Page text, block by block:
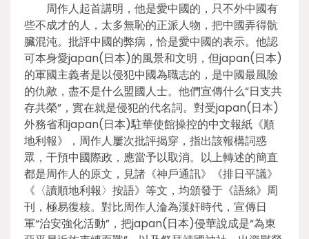
周作人起首講明，他是愛中國的，只不外中國有
些不成才的人，太多無恥的正派人物，把中國弄得骯
臟混沌。批評中國的弊病，恰是愛中國的表示。他認
可本身愛japan(日本)的風景和文明，但japan(日本)
的軍國主義者是以侵犯中國為職志的，是中國最風險
的仇敵，盡不是什么盟國人士。他們宣傳什么“日支共
存共榮”，實在就是侵犯的代名詞。對受japan(日本)
外務省和japan(日本)駐華使館操控的中文報紙《順
地利報》，周作人屢次批評揭穿，指出該報構詞惑
眾，干預中國際政，應當予以取消。以上轉述的簡直
都是周作人的原文，見諸《神戶通訊》《排日平議》
《〈讀順地利報〉按語》等文，均頒發于《語絲》周
刊，極易復核。對比周作人淪為漢奸時代，宣傳日
軍“治安強化活動”，把japan(日本)侵華說成是“為東